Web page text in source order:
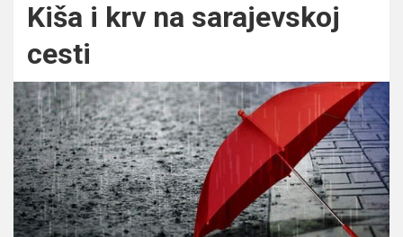
Kiša i krv na sarajevskoj
cesti